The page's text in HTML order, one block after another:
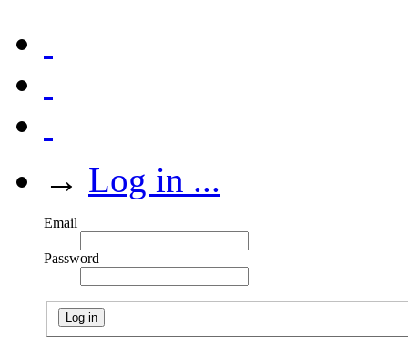
→ Log in ...
Email
Password
Log in